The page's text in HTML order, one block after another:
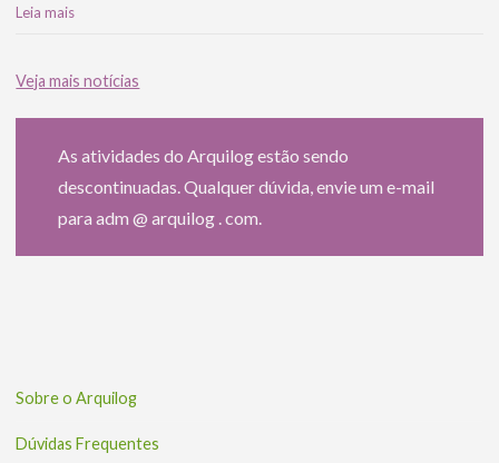
Leia mais
Veja mais notícias
As atividades do Arquilog estão sendo
descontinuadas. Qualquer dúvida, envie um e-mail
para adm @ arquilog . com.
Sobre o Arquilog
Dúvidas Frequentes